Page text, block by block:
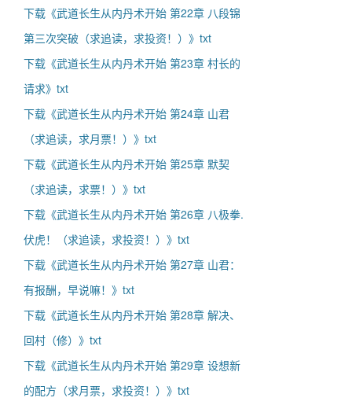
下载《武道长生从内丹术开始 第22章 八段锦
第三次突破（求追读，求投资！）》txt
下载《武道长生从内丹术开始 第23章 村长的
请求》txt
下载《武道长生从内丹术开始 第24章 山君
（求追读，求月票！）》txt
下载《武道长生从内丹术开始 第25章 默契
（求追读，求票！）》txt
下载《武道长生从内丹术开始 第26章 八极拳.
伏虎！（求追读，求投资！）》txt
下载《武道长生从内丹术开始 第27章 山君：
有报酬，早说嘛！》txt
下载《武道长生从内丹术开始 第28章 解决、
回村（修）》txt
下载《武道长生从内丹术开始 第29章 设想新
的配方（求月票，求投资！）》txt